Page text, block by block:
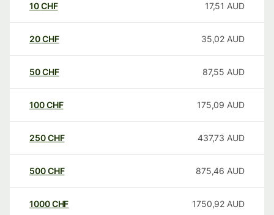
10CHF 17,51 AUD
20CHF 35,02 AUD
50CHF 87,55 AUD
100CHF 175,09 AUD
250CHF 437,73 AUD
500CHF 875,46 AUD
1000CHF 1750,92 AUD